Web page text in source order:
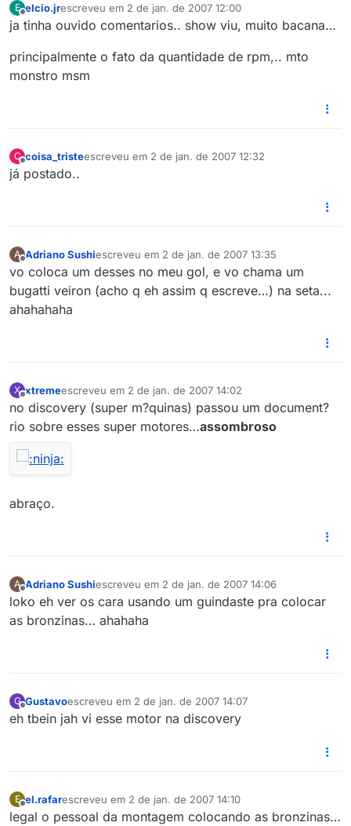
E
Offline
elcio.jrescreveu em 2 de jan. de 2007 12:00
última edição por
ja tinha ouvido comentarios.. show viu, muito bacana…
principalmente o fato da quantidade de rpm,.. mto
monstro msm
C
Offline
coisa_tristeescreveu em 2 de jan. de 2007 12:32
última edição por
já postado..
A
Offline
Adriano Sushiescreveu em 2 de jan. de 2007 13:35
última edição por
vo coloca um desses no meu gol, e vo chama um
bugatti veiron (acho q eh assim q escreve…) na seta...
ahahahaha
X
Offline
xtremeescreveu em 2 de jan. de 2007 14:02
última edição por
no discovery (super m?quinas) passou um document?
rio sobre esses super motores…assombroso
abraço.
A
Offline
Adriano Sushiescreveu em 2 de jan. de 2007 14:06
última edição por
loko eh ver os cara usando um guindaste pra colocar
as bronzinas… ahahaha
G
Offline
Gustavoescreveu em 2 de jan. de 2007 14:07
última edição por
eh tbein jah vi esse motor na discovery
E
Offline
el.rafarescreveu em 2 de jan. de 2007 14:10
última edição por
legal o pessoal da montagem colocando as bronzinas…